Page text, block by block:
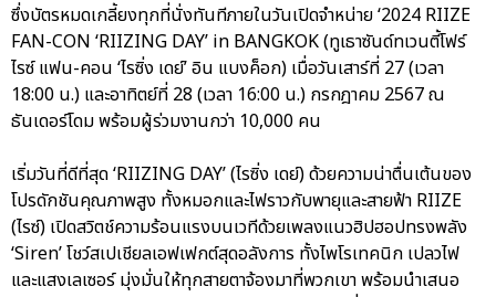
ซึ่งบัตรหมดเกลี้ยงทุกที่นั่งทันทีภายในวันเปิดจำหน่าย ‘2024 RIIZE
FAN-CON ‘RIIZING DAY’ in BANGKOK (ทูเธาซันด์ทเวนตี้โฟร์
ไรซ์ แฟน-คอน ‘ไรซิ่ง เดย์’ อิน แบงค็อก) เมื่อวันเสาร์ที่ 27 (เวลา
18:00 น.) และอาทิตย์ที่ 28 (เวลา 16:00 น.) กรกฎาคม 2567 ณ
ธันเดอร์โดม พร้อมผู้ร่วมงานกว่า 10,000 คน
เริ่มวันที่ดีที่สุด ‘RIIZING DAY’ (ไรซิ่ง เดย์) ด้วยความน่าตื่นเต้นของ
โปรดักชันคุณภาพสูง ทั้งหมอกและไฟราวกับพายุและสายฟ้า RIIZE
(ไรซ์) เปิดสวิตช์ความร้อนแรงบนเวทีด้วยเพลงแนวฮิปฮอปทรงพลัง
‘Siren’ โชว์สเปเชียลเอฟเฟกต์สุดอลังการ ทั้งไพโรเทคนิก เปลวไฟ
และแสงเลเซอร์ มุ่งมั่นให้ทุกสายตาจ้องมาที่พวกเขา พร้อมนำเสนอ